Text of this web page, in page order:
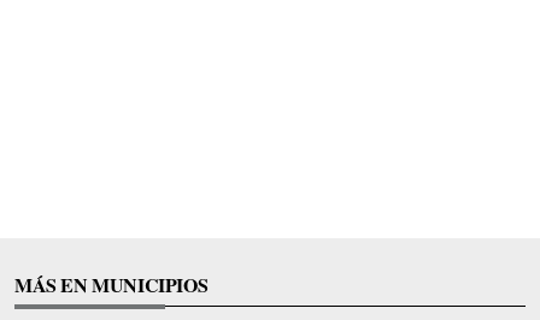
MÁS EN MUNICIPIOS